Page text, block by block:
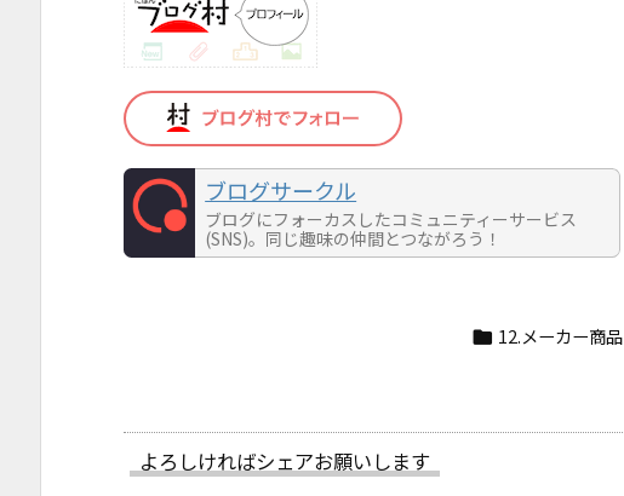
ブログサークル
ブログにフォーカスしたコミュニティーサービス
(SNS)。同じ趣味の仲間とつながろう！
 12.メーカー商品
よろしければシェアお願いします